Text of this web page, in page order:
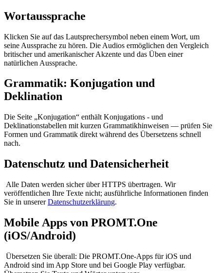
Wortaussprache
Klicken Sie auf das Lautsprechersymbol neben einem Wort, um
seine Aussprache zu hören. Die Audios ermöglichen den Vergleich
britischer und amerikanischer Akzente und das Üben einer
natürlichen Aussprache.
Grammatik: Konjugation und
Deklination
Die Seite „Konjugation“ enthält Konjugations - und
Deklinationstabellen mit kurzen Grammatikhinweisen — prüfen Sie
Formen und Grammatik direkt während des Übersetzens schnell
nach.
Datenschutz und Datensicherheit
Alle Daten werden sicher über HTTPS übertragen. Wir
veröffentlichen Ihre Texte nicht; ausführliche Informationen finden
Sie in unsererDatenschutzerklärung.
Mobile Apps von PROMT.One
(iOS/Android)
Übersetzen Sie überall: Die PROMT.One-Apps für iOS und
Android sind im App Store und bei Google Play verfügbar.